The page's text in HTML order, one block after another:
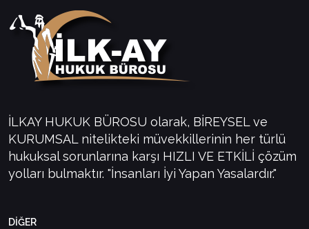
İLKAY HUKUK BÜROSU olarak, BİREYSEL ve
KURUMSAL nitelikteki müvekkillerinin her türlü
hukuksal sorunlarına karşı HIZLI VE ETKİLİ çözüm
yolları bulmaktır. "İnsanları İyi Yapan Yasalardır."
DİĞER